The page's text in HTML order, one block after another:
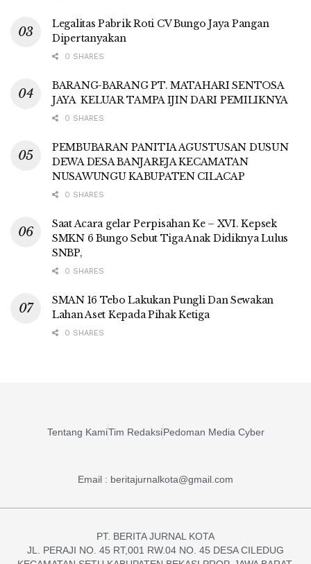
Legalitas Pabrik Roti CV Bungo Jaya Pangan
Dipertanyakan
0 SHARES
BARANG-BARANG PT. MATAHARI SENTOSA
JAYA KELUAR TAMPA IJIN DARI PEMILIKNYA
0 SHARES
PEMBUBARAN PANITIA AGUSTUSAN DUSUN
DEWA DESA BANJAREJA KECAMATAN
NUSAWUNGU KABUPATEN CILACAP
0 SHARES
Saat Acara gelar Perpisahan Ke – XVI. Kepsek
SMKN 6 Bungo Sebut Tiga Anak Didiknya Lulus
SNBP,
0 SHARES
SMAN 16 Tebo Lakukan Pungli Dan Sewakan
Lahan Aset Kepada Pihak Ketiga
0 SHARES
Tentang KamiTim RedaksiPedoman Media Cyber
Email : beritajurnalkota@gmail.com
PT. BERITA JURNAL KOTA
JL. PERAJI NO. 45 RT,001 RW.04 NO. 45 DESA CILEDUG